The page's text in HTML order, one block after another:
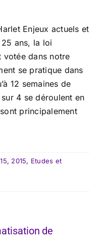
Enjeux actuels et
ans, la loi
votée dans notre
se pratique dans
12 semaines de
4 se déroulent en
principalement
, 2015, Etudes et
de